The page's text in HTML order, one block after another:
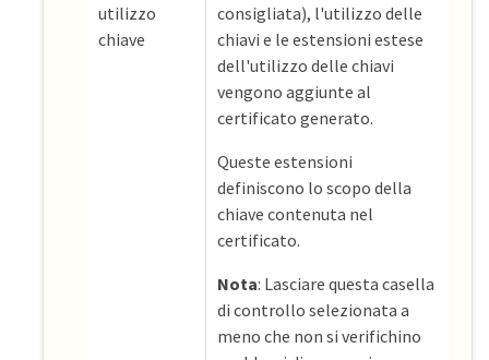
utilizzo
chiave
consigliata), l'utilizzo delle
chiavi e le estensioni estese
dell'utilizzo delle chiavi
vengono aggiunte al
certificato generato.
Queste estensioni
definiscono lo scopo della
chiave contenuta nel
certificato.
Nota: Lasciare questa casella
di controllo selezionata a
meno che non si verifichino